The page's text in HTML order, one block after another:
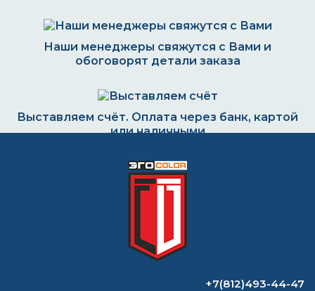
Наши менеджеры свяжутся с Вами и
обоговорят детали заказа
Выставляем счёт. Оплата через банк, картой
или наличными
Формируем заказ и отправляем транспортной
ВОПРОС-ОТВЕТ+7(812)493-44-47